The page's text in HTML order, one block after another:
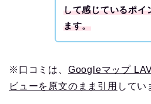
して感じているポイ
ます。
※口コミは、 Googleマップ
ビューを原文のまま引用 してい